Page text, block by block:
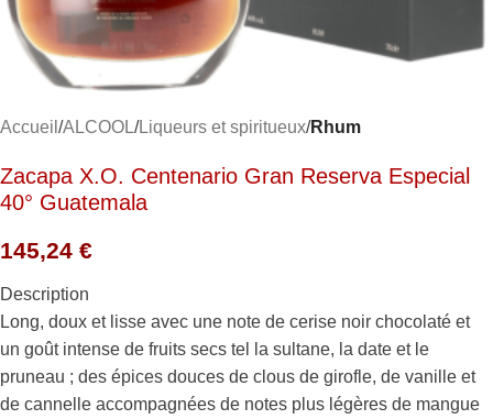
Accueil ALCOOL Liqueurs et spiritueux Rhum
Zacapa X.O. Centenario Gran Reserva Especial
40° Guatemala
145,24 €
Description
Long, doux et lisse avec une note de cerise noir chocolaté et
un goût intense de fruits secs tel la sultane, la date et le
pruneau ; des épices douces de clous de girofle, de vanille et
de cannelle accompagnées de notes plus légères de mangue